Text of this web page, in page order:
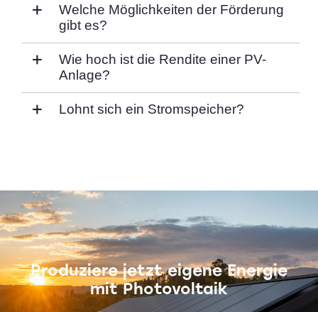
Welche Möglichkeiten der Förderung
gibt es?
Wie hoch ist die Rendite einer PV-
Anlage?
Lohnt sich ein Stromspeicher?
Produziere jetzt eigeneEnergie
mit Photovoltaik